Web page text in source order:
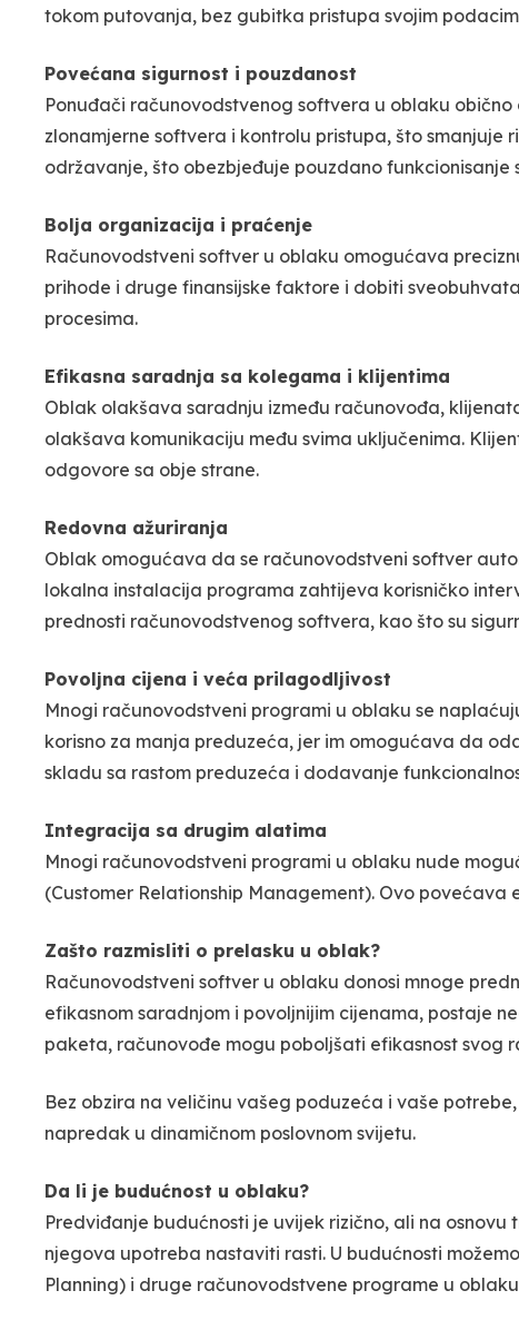
tokom putovanja, bez gubitka pristupa svojim
Povećana sigurnost i pouzdanost
Ponuđači računovodstvenog softvera u oblaku
zlonamjerne softvera i kontrolu pristupa, što
održavanje, što obezbjeđuje pouzdano funkcionisanje
Bolja organizacija i praćenje
Računovodstveni softver u oblaku omogućava
prihode i druge finansijske faktore i dobiti
procesima.
Efikasna saradnja sa kolegama i klijentima
Oblak olakšava saradnju između računovođa,
olakšava komunikaciju među svima uključenima.
odgovore sa obje strane.
Redovna ažuriranja
Oblak omogućava da se računovodstveni softver
lokalna instalacija programa zahtijeva korisničko
prednosti računovodstvenog softvera, kao što su
Povoljna cijena i veća prilagodljivost
Mnogi računovodstveni programi u oblaku se
korisno za manja preduzeća, jer im omogućava da
skladu sa rastom preduzeća i dodavanje
Integracija sa drugim alatima
Mnogi računovodstveni programi u oblaku nude
(Customer Relationship Management). Ovo
Zašto razmisliti o prelasku u oblak?
Računovodstveni softver u oblaku donosi mnoge
efikasnom saradnjom i povoljnijim cijenama, postaje
paketa, računovođe mogu poboljšati efikasnost svog
Bez obzira na veličinu vašeg poduzeća i vaše
napredak u dinamičnom poslovnom svijetu.
Da li je budućnost u oblaku?
Predviđanje budućnosti je uvijek rizično, ali na
njegova upotreba nastaviti rasti. U budućnosti
Planning) i druge računovodstvene programe u